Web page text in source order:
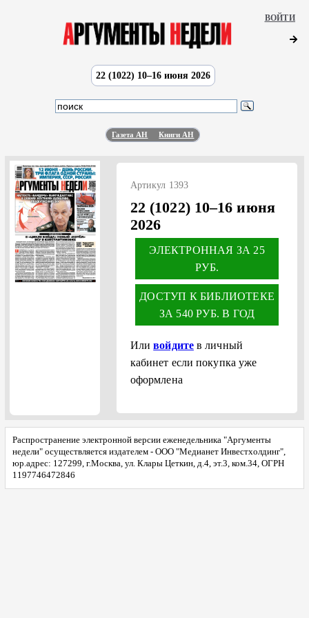
22 (1022) 10–16 июня 2026
ВОЙТИ
Газета АН Книги АН
Артикул 1393
22 (1022) 10–16 июня
2026
ЭЛЕКТРОННАЯ ЗА 25
РУБ.
ДОСТУП К БИБЛИОТЕКЕ
ЗА 540 РУБ. В ГОД
Иливойдитев личный
кабинет если покупка уже
оформлена
Распространение электронной версии еженедельника "Аргументы
недели" осуществляется издателем - ООО "Медианет Инвестхолдинг",
юр.адрес: 127299, г.Москва, ул. Клары Цеткин, д.4, эт.3, ком.34, ОГРН
1197746472846